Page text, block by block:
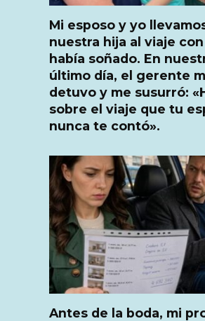
Mi esposo y yo
nuestra hija al viaje
había soñado. En
último día, el gerente
detuvo y me susurró:
sobre el viaje que tu
nunca te contó».
Antes de la boda, mi